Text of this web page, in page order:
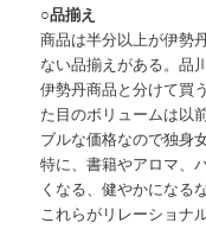
○品揃え
商品は半分以上が伊勢
ない品揃えがある。品
伊勢丹商品と分けて買
た目のボリュームは以
ブルな価格なので独身
特に、書籍やアロマ、
くなる、健やかになる
これらがリレーショナ